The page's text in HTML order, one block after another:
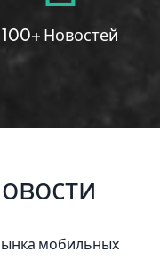
100+ Новостей
Память DDR4